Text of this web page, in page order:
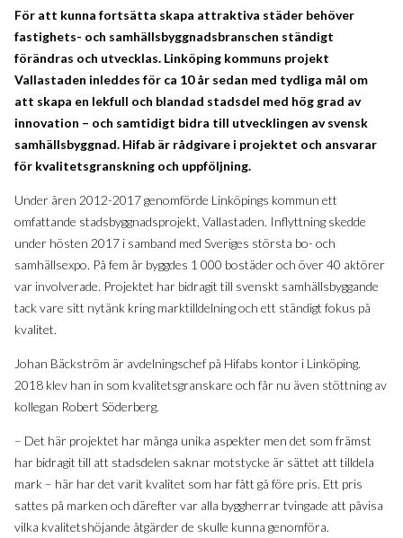
För att kunna fortsätta skapa attraktiva städer behöver
fastighets- och samhällsbyggnadsbranschen ständigt
förändras och utvecklas. Linköping kommuns projekt
Vallastaden inleddes för ca 10 år sedan med tydliga mål om
att skapa en lekfull och blandad stadsdel med hög grad av
innovation – och samtidigt bidra till utvecklingen av svensk
samhällsbyggnad. Hifab är rådgivare i projektet och ansvarar
för kvalitetsgranskning och uppföljning.
Under åren 2012-2017 genomförde Linköpings kommun ett
omfattande stadsbyggnadsprojekt, Vallastaden. Inflyttning skedde
under hösten 2017 i samband med Sveriges största bo- och
samhällsexpo. På fem år byggdes 1 000 bostäder och över 40 aktörer
var involverade. Projektet har bidragit till svenskt samhällsbyggande
tack vare sitt nytänk kring marktilldelning och ett ständigt fokus på
kvalitet.
Johan Bäckström är avdelningschef på Hifabs kontor i Linköping.
2018 klev han in som kvalitetsgranskare och får nu även stöttning av
kollegan Robert Söderberg.
– Det här projektet har många unika aspekter men det som främst
har bidragit till att stadsdelen saknar motstycke är sättet att tilldela
mark – här har det varit kvalitet som har fått gå före pris. Ett pris
sattes på marken och därefter var alla byggherrar tvingade att påvisa
vilka kvalitetshöjande åtgärder de skulle kunna genomföra.